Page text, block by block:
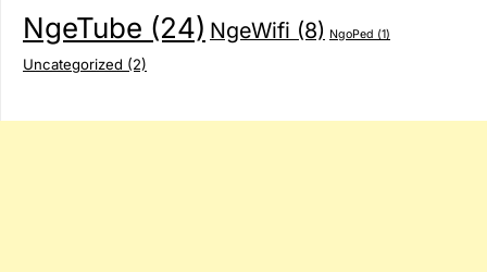
NgeTube (24) NgeWifi (8) NgoPed (1)
Uncategorized (2)